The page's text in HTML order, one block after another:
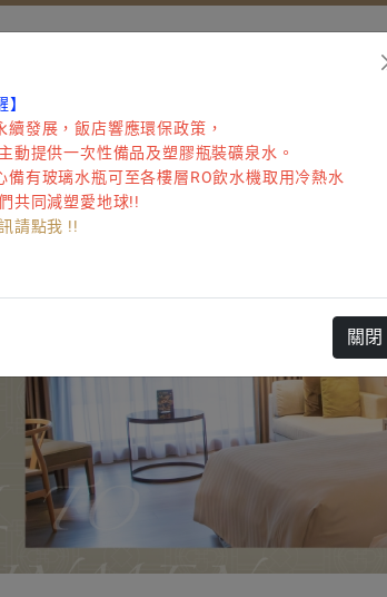
金湖飯
】
續發展，飯店響應環保政策，
動提供一次性備品及塑膠瓶裝礦泉水 。
備有玻璃水瓶可至各樓層RO飲水機取用冷熱水
共同減塑愛地球!!
請點我 !!
關閉